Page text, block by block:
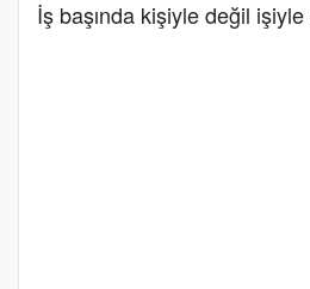
İş başında kişiyle değil